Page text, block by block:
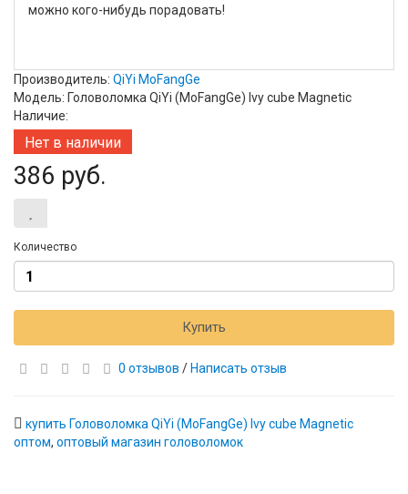
можно кого-нибудь порадовать!
Производитель: QiYi MoFangGe
Модель: Головоломка QiYi (MoFangGe) Ivy cube Magnetic
Наличие:
Нет в наличии
386 руб.
Количество
Купить
0 отзывов / Написать отзыв
купить Головоломка QiYi (MoFangGe) Ivy cube Magnetic
оптом, оптовый магазин головоломок